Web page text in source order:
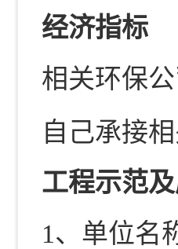
经济指标
相关环保
自己承接
工程示范
1、单位名